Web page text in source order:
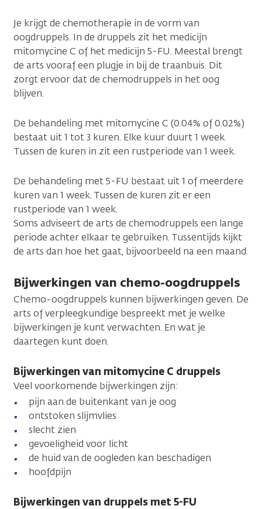
Je krijgt de chemotherapie in de vorm van
oogdruppels. In de druppels zit het medicijn
mitomycine C of het medicijn 5-FU. Meestal brengt
de arts vooraf een plugje in bij de traanbuis. Dit
zorgt ervoor dat de chemodruppels in het oog
blijven.
De behandeling met mitomycine C (0.04% of 0.02%)
bestaat uit 1 tot 3 kuren. Elke kuur duurt 1 week.
Tussen de kuren in zit een rustperiode van 1 week.
De behandeling met 5-FU bestaat uit 1 of meerdere
kuren van 1 week. Tussen de kuren zit er een
rustperiode van 1 week.
Soms adviseert de arts de chemodruppels een lange
periode achter elkaar te gebruiken. Tussentijds kijkt
de arts dan hoe het gaat, bijvoorbeeld na een maand.
Bijwerkingen van chemo-oogdruppels
Chemo-oogdruppels kunnen bijwerkingen geven. De
arts of verpleegkundige bespreekt met je welke
bijwerkingen je kunt verwachten. En wat je
daartegen kunt doen.
Bijwerkingen van mitomycine C druppels
Veel voorkomende bijwerkingen zijn:
pijn aan de buitenkant van je oog
ontstoken slijmvlies
slecht zien
gevoeligheid voor licht
de huid van de oogleden kan beschadigen
hoofdpijn
Bijwerkingen van druppels met 5-FU